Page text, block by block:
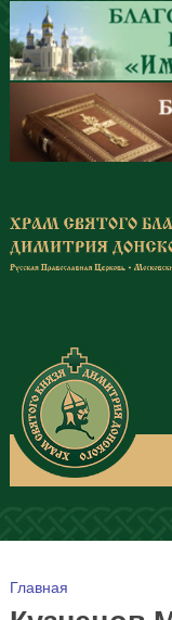
Перейти к основному
Вы здесь
Главная